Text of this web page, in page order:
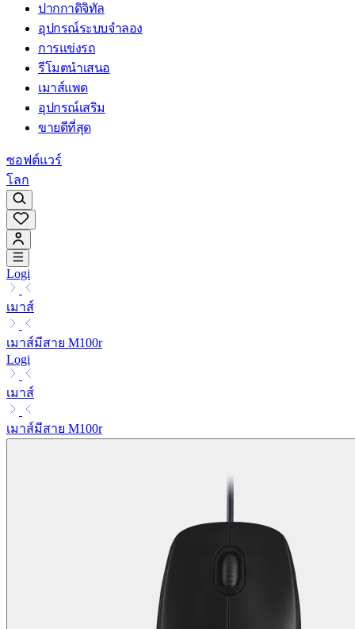
ปากกาดิจิทัล
อุปกรณ์ระบบจำลอง
การแข่งรถ
รีโมตนำเสนอ
เมาส์แพด
อุปกรณ์เสริม
ขายดีที่สุด
ซอฟต์แวร์
โลก
Logi
เมาส์
เมาส์มีสาย M100r
Logi
เมาส์
เมาส์มีสาย M100r